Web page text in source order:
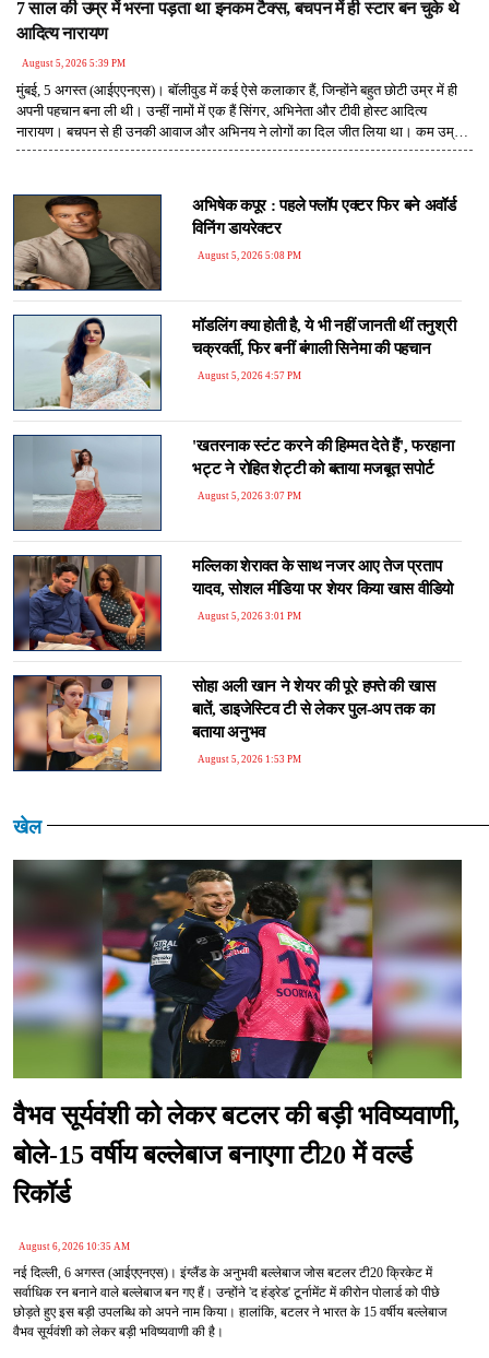
7 साल की उम्र में भरना पड़ता था इनकम टैक्स, बचपन में ही स्टार बन चुके थे
आदित्य नारायण
August 5, 2026 5:39 PM
मुंबई, 5 अगस्त (आईएएनएस)। बॉलीवुड में कई ऐसे कलाकार हैं, जिन्होंने बहुत छोटी उम्र में ही
अपनी पहचान बना ली थी। उन्हीं नामों में एक हैं सिंगर, अभिनेता और टीवी होस्ट आदित्य
नारायण। बचपन से ही उनकी आवाज और अभिनय ने लोगों का दिल जीत लिया था। कम उम्र में
मिली लोकप्रियता ने उन्हें घर-घर में पहचान दिलाई, लेकिन इसके साथ जिम्मेदारियां भी उतनी ही
में इनकम टैक्स तक भरना पड़ता था। यह बात सुनकर हर कोई हैरान रह गया, क्योंकि जिस उम्र
में बच्चे स्कूल और खेलकूद में व्यस्त रहते हैं, उस उम्र में आदित्य पेशेवर कलाकार बन चुके थे।
अभिषेक कपूर : पहले फ्लॉप एक्टर फिर बने अवॉर्ड
विनिंग डायरेक्टर
August 5, 2026 5:08 PM
मॉडलिंग क्या होती है, ये भी नहीं जानती थीं तनुश्री
चक्रवर्ती, फिर बनीं बंगाली सिनेमा की पहचान
August 5, 2026 4:57 PM
'खतरनाक स्टंट करने की हिम्मत देते हैं', फरहाना
भट्ट ने रोहित शेट्टी को बताया मजबूत सपोर्ट
August 5, 2026 3:07 PM
मल्लिका शेरावत के साथ नजर आए तेज प्रताप
यादव, सोशल मीडिया पर शेयर किया खास वीडियो
August 5, 2026 3:01 PM
सोहा अली खान ने शेयर की पूरे हफ्ते की खास
बातें, डाइजेस्टिव टी से लेकर पुल-अप तक का
बताया अनुभव
August 5, 2026 1:53 PM
खेल
वैभव सूर्यवंशी को लेकर बटलर की बड़ी भविष्यवाणी,
बोले-15 वर्षीय बल्लेबाज बनाएगा टी20 में वर्ल्ड
रिकॉर्ड
August 6, 2026 10:35 AM
नई दिल्ली, 6 अगस्त (आईएएनएस)। इंग्लैंड के अनुभवी बल्लेबाज जोस बटलर टी20 क्रिकेट में
सर्वाधिक रन बनाने वाले बल्लेबाज बन गए हैं। उन्होंने 'द हंड्रेड' टूर्नामेंट में कीरोन पोलार्ड को पीछे
छोड़ते हुए इस बड़ी उपलब्धि को अपने नाम किया। हालांकि, बटलर ने भारत के 15 वर्षीय बल्लेबाज
वैभव सूर्यवंशी को लेकर बड़ी भविष्यवाणी की है।